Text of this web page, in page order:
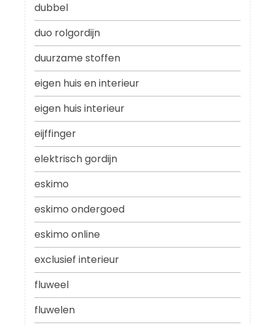
dubbel
duo rolgordijn
duurzame stoffen
eigen huis en interieur
eigen huis interieur
eijffinger
elektrisch gordijn
eskimo
eskimo ondergoed
eskimo online
exclusief interieur
fluweel
fluwelen